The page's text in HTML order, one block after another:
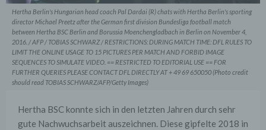
Hertha Berlin's Hungarian head coach Pal Dardai (R) chats with Hertha Berlin's sporting
director Michael Preetz after the German first division Bundesliga football match
between Hertha BSC Berlin and Borussia Moenchengladbach in Berlin on November 4,
2016. / AFP / TOBIAS SCHWARZ / RESTRICTIONS: DURING MATCH TIME: DFL RULES TO
LIMIT THE ONLINE USAGE TO 15 PICTURES PER MATCH AND FORBID IMAGE
SEQUENCES TO SIMULATE VIDEO. == RESTRICTED TO EDITORIAL USE == FOR
FURTHER QUERIES PLEASE CONTACT DFL DIRECTLY AT + 49 69 650050 (Photo credit
should read TOBIAS SCHWARZ/AFP/Getty Images)
Hertha BSC konnte sich in den letzten Jahren durch sehr
gute Nachwuchsarbeit auszeichnen. Diese gipfelte 2018 in